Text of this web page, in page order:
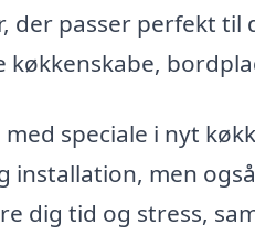
der passer perfekt til
speciale i nyt
installation, men
dig tid og stress,